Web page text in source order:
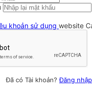
khoản sử dụng website
Đã có Tài khoản?Đăng nhập